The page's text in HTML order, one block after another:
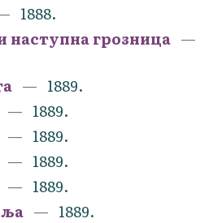
1888.
наступна грозница
1889.
1889.
1889.
1889.
1889.
1889.